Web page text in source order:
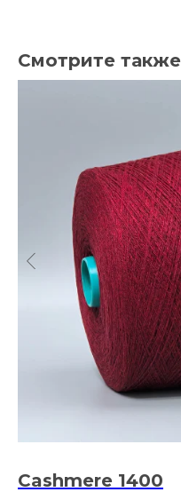
Смотрите также
Cashmere 1400